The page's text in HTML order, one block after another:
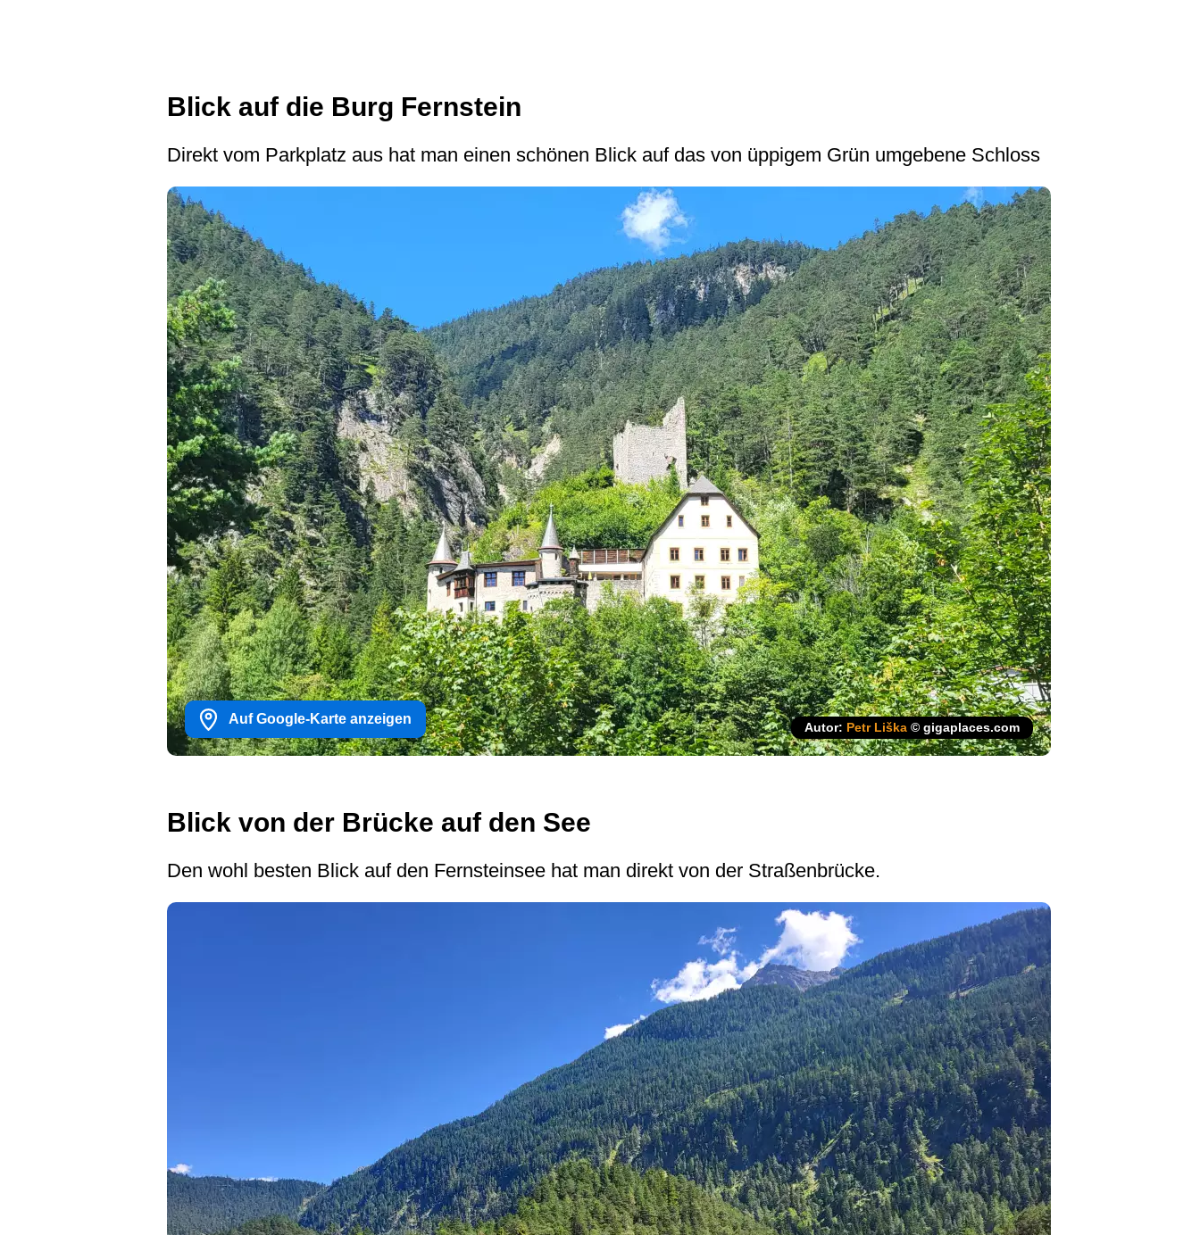
Blick auf die Burg Fernstein
Direkt vom Parkplatz aus hat man einen schönen Blick auf das von üppigem Grün umgebene Schloss
Auf Google-Karte anzeigen
Autor: Petr Liška © gigaplaces.com
Blick von der Brücke auf den See
Den wohl besten Blick auf den Fernsteinsee hat man direkt von der Straßenbrücke.